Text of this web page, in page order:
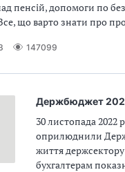
пенсій, допомоги по
що варто знати про
147099
Держбюджет
30 листопада 2022
оприлюднили
життя держсектору
бухгалтерам